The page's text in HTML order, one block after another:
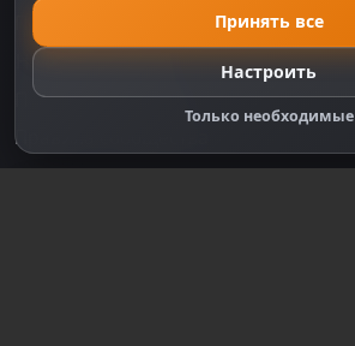
Настройки cookie
Правообладателям
Правила сообщества
Принять все
Настроить
Только необходимые